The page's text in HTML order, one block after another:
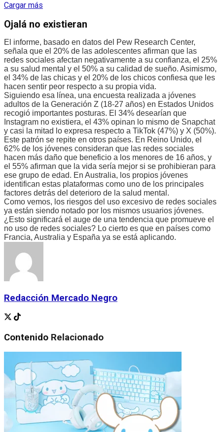
Cargar más
Ojalá no existieran
El informe, basado en datos del Pew Research Center,
señala que el 20% de las adolescentes afirman que las
redes sociales afectan negativamente a su confianza, el 25%
a su salud mental y el 50% a su calidad de sueño. Asimismo,
el 34% de las chicas y el 20% de los chicos confiesa que les
hacen sentir peor respecto a su propia vida.
Siguiendo esa línea, una encuesta realizada a jóvenes
adultos de la Generación Z (18-27 años) en Estados Unidos
recogió importantes posturas. El 34% desearían que
Instagram no existiera, el 43% opinan lo mismo de Snapchat
y casi la mitad lo expresa respecto a TikTok (47%) y X (50%).
Este patrón se repite en otros países. En Reino Unido, el
62% de los jóvenes consideran que las redes sociales
hacen más daño que beneficio a los menores de 16 años, y
el 55% afirman que la vida sería mejor si se prohibieran para
ese grupo de edad. En Australia, los propios jóvenes
identifican estas plataformas como uno de los principales
factores detrás del deterioro de la salud mental.
Como vemos, los riesgos del uso excesivo de redes sociales
ya están siendo notado por los mismos usuarios jóvenes.
¿Esto significará el auge de una tendencia que promueve el
no uso de redes sociales? Lo cierto es que en países como
Francia, Australia y España ya se está aplicando.
Redacción Mercado Negro
Contenido Relacionado